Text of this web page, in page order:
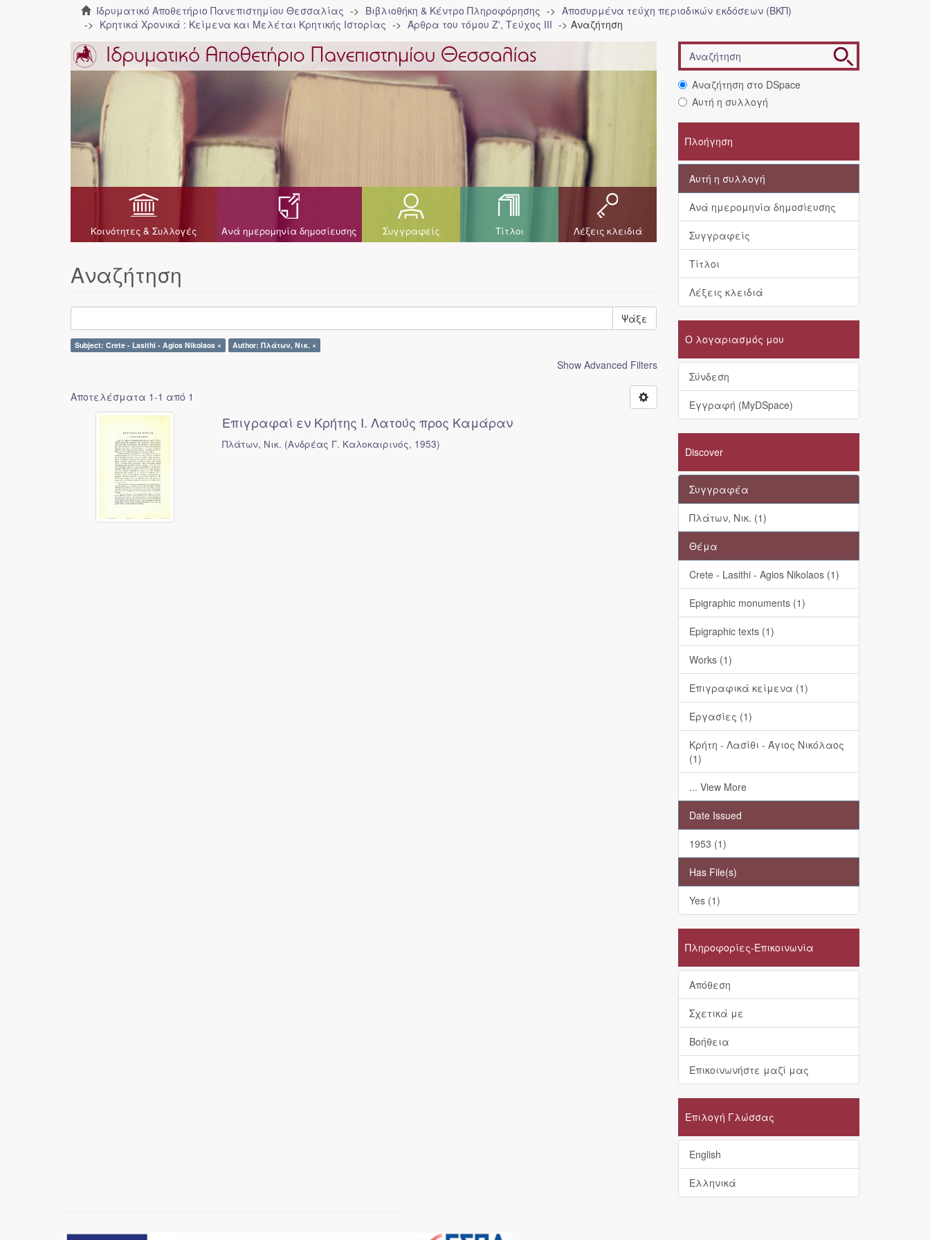
Ιδρυματικό Αποθετήριο Πανεπιστημίου Θεσσαλίας Βιβλιοθήκη & Κέντρο Πληροφόρησης
Αποσυρμένα τεύχη περιοδικών εκδόσεων (ΒΚΠ)
Κρητικά Χρονικά : Κείμενα και Μελέται Κρητικής Ιστορίας
Άρθρα του τόμου Ζ', Τεύχος ΙΙΙ Αναζήτηση
Κοινότητες & Συλλογές Ανά ημερομηνία δημοσίευσης Συγγραφείς Τίτλοι Λέξεις κλειδιά
Αναζήτηση
Ψάξε
Subject: Crete - Lasithi - Agios Nikolaos × Author: Πλάτων, Νικ. ×
Show Advanced Filters
Αποτελέσματα 1-1 από 1
Επιγραφαί εν Κρήτης Ι. Λατούς προς Καμάραν
Πλάτων, Νικ. (Ανδρέας Γ. Καλοκαιρινός, 1953)
Αναζήτηση στο DSpace
Αυτή η συλλογή
Πλοήγηση
Αυτή η συλλογή
Ανά ημερομηνία δημοσίευσης
Συγγραφείς
Τίτλοι
Λέξεις κλειδιά
Ο λογαριασμός μου
Σύνδεση
Εγγραφή (MyDSpace)
Discover
Συγγραφέα
Πλάτων, Νικ. (1)
Θέμα
Crete - Lasithi - Agios Nikolaos (1)
Epigraphic monuments (1)
Epigraphic texts (1)
Works (1)
Επιγραφικά κείμενα (1)
Εργασίες (1)
Κρήτη - Λασίθι - Άγιος Νικόλαος
(1)
... View More
Date Issued
1953 (1)
Has File(s)
Yes (1)
Πληροφορίες-Επικοινωνία
Απόθεση
Σχετικά με
Βοήθεια
Επικοινωνήστε μαζί μας
Επιλογή Γλώσσας
English
Ελληνικά